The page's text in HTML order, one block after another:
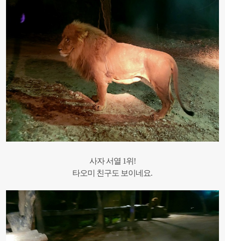
사자 서열 1위!
타오미 친구도 보이네요.